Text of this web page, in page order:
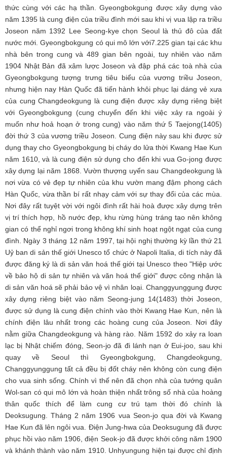
thức cùng với các hạ thần. Gyeongbokgung được xây dựng vào
năm 1395 là cung điện của triều đình mới sau khi vị vua lập ra triều
Joseon năm 1392 Lee Seong-kye chọn Seoul là thủ đô của đất
nước mới. Gyeongbokgung có qui mô lớn với7.225 gian tại các khu
nhà bên trong cung và 489 gian bên ngoài, tuy nhiên vào năm
1904 Nhật Bản đã xâm lược Joseon và đập phá các toà nhà của
Gyeongbokgung tượng trưng tiêu biểu của vương triều Joseon,
nhưng hiện nay Hàn Quốc đã tiến hành khôi phục lại dáng vẻ xưa
của cung Changdeokgung là cung điện được xây dựng riêng biệt
với Gyeongbokgung (cung chuyển đến khi việc xảy ra ngoài ý
muốn như hoả hoạn ở trong cung) vào năm thứ 5 Taejong(1405)
đời thứ 3 của vương triều Joseon. Cung điện này sau khi được sử
dụng thay cho Gyeongbokgung bị cháy do lửa thời Kwang Hae Kun
năm 1610, và là cung điện sử dụng cho đến khi vua Go-jong được
xây dựng lại năm 1868. Vườn thượng uyển sau Changdeokgung là
nơi vừa có vẻ đẹp tự nhiên của khu vườn mang đậm phong cách
Hàn Quốc, vừa thần bí rất nhạy cảm với sự thay đổi của các mùa.
Nơi đây rất tuyệt vời với ngôi đình rất hài hoà được xây dựng trên
vị trí thích hợp, hồ nước đẹp, khu rừng hùng tráng tạo nên không
gian có thể nghỉ ngơi trong không khí sinh hoạt ngột ngạt của cung
đình. Ngày 3 tháng 12 năm 1997, tại hội nghị thường kỳ lần thứ 21
Uỷ ban di sản thế giới Unesco tổ chức ở Napoli Italia, di tích này đã
được đăng ký là di sản văn hoá thế giới tại Unesco theo "Hiệp ước
về bảo hộ di sản tự nhiên và văn hoá thế giới" được công nhận là
di sản văn hoá sẽ phải bảo vệ vì nhân loại. Changgyunggung được
xây dựng riêng biệt vào năm Seong-jung 14(1483) thời Joseon,
được sử dụng là cung điện chính vào thời Kwang Hae Kun, nên là
chính điện lâu nhất trong các hoàng cung của Joseon. Nơi đây
nằm giữa Changdeokgung và hàng rào. Năm 1592 do xảy ra loan
lạc bị Nhật chiếm đóng, Seon-jo đã đi lánh nạn ở Eui-joo, sau khi
quay về Seoul thì Gyeongbokgung, Changdeokgung,
Changgyunggung tất cả đều bị đốt cháy nên không còn cung điện
cho vua sinh sống. Chính vì thế nên đã chọn nhà của tướng quân
Wol-san có qui mô lớn và hoàn thiện nhất trông số nhà của hoàng
thân quốc thích để làm cung cư trú tạm thời đó chính là
Deoksugung. Tháng 2 năm 1906 vua Seon-jo qua đời và Kwang
Hae Kun đã lên ngôi vua. Điện Jung-hwa của Deoksugung đã được
phục hồi vào năm 1906, điện Seok-jo đã được khởi công năm 1900
và khánh thành vào năm 1910. Unhyungung hiện tại được chỉ định